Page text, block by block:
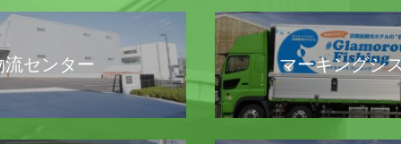
センター マーキングシ